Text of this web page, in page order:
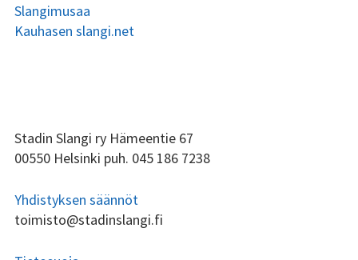
Slangimusaa
Kauhasen slangi.net
ALAPALKIN
SIVUPALKKI
Stadin Slangi ry Hämeentie 67
00550 Helsinki puh. 045 186 7238
Yhdistyksen säännöt
toimisto@stadinslangi.fi